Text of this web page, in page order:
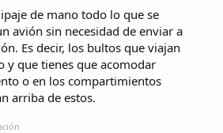
de mano todo lo que se
avión sin necesidad de enviar a
Es decir, los bultos que viajan
y que tienes que acomodar
o en los compartimientos
arriba de estos.